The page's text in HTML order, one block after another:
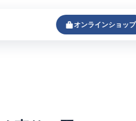
オンラインショップ